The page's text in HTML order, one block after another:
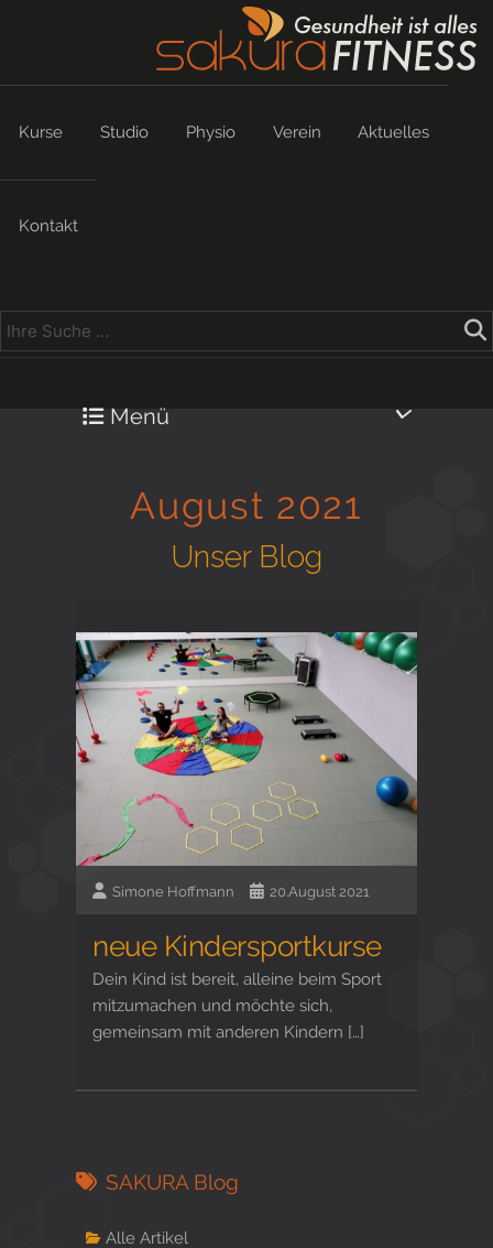
Kurse Studio Physio Verein Aktuelles
Kontakt
Menü
Gesund in Form
Aktiv für Ihre Gesundheit
Gesunde Ernährungsberatung
August 2021
Unser Blog
Simone Hoffmann 20.August 2021
neue Kindersportkurse
Dein Kind ist bereit, alleine beim Sport
mitzumachen und möchte sich,
gemeinsam mit anderen Kindern […]
SAKURA Blog
Alle Artikel